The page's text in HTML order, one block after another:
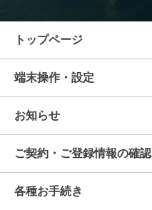
トップページ
端末操作・設定
お知らせ
ご契約・ご登録情報の確認
各種お手続き